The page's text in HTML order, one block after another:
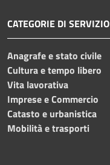
CATEGORIE DI SERVIZIO
Anagrafe e stato civile
Cultura e tempo libero
Vita lavorativa
Imprese e Commercio
Catasto e urbanistica
Mobilità e trasporti